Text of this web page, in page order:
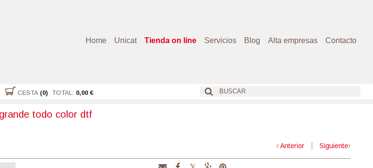
Home Unicat Tienda on line Servicios Blog Alta empresas Contacto
CESTA (0) TOTAL: 0,00 €
todo color dtf
Anterior Siguiente